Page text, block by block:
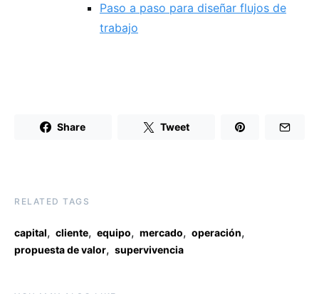
Paso a paso para diseñar flujos de
trabajo
Share Tweet
RELATED TAGS
capital, cliente, equipo, mercado, operación,
propuesta de valor, supervivencia